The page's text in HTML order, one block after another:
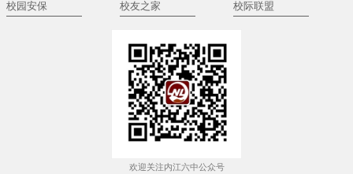
校园安保 校友之家 校际联盟
欢迎关注内江六中公众号